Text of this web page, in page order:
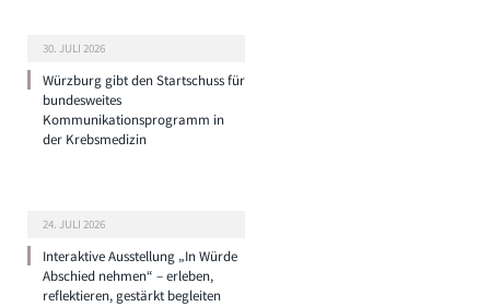
30. JULI 2026
Würzburg gibt den Startschuss für
bundesweites
Kommunikationsprogramm in
der Krebsmedizin
24. JULI 2026
Interaktive Ausstellung „In Würde
Abschied nehmen“ – erleben,
reflektieren, gestärkt begleiten